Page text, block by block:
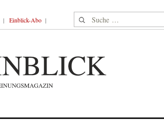
Einblick-Abo Suche nach: